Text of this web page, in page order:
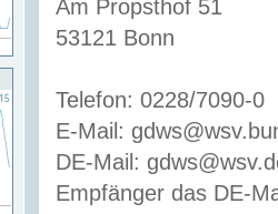
Am Propsthof 51
53121 Bonn
Telefon: 0228/7090-0
E-Mail:
DE-Mail:
Empfänger das DE-